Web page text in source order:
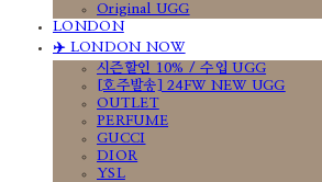
Original UGG
LONDON
✈️ LONDON NOW
시즌할인 10% / 수입 UGG
[호주발송] 24FW NEW UGG
OUTLET
PERFUME
GUCCI
DIOR
YSL